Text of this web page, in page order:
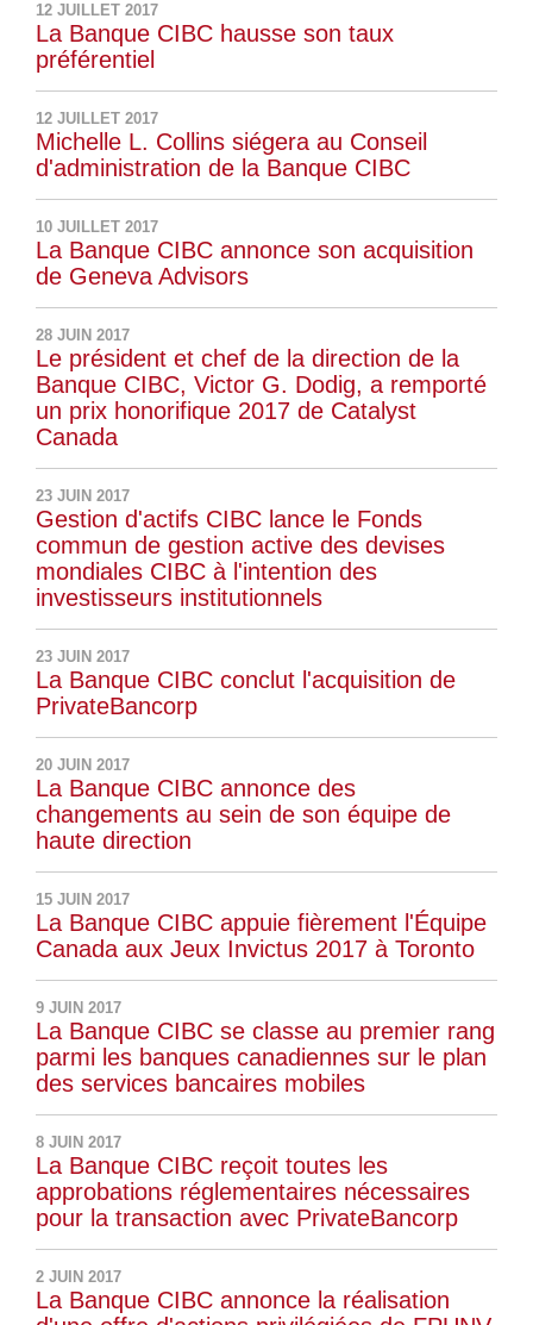
12 JUILLET 2017
La Banque CIBC hausse son taux
préférentiel
12 JUILLET 2017
Michelle L. Collins siégera au Conseil
d'administration de la Banque CIBC
10 JUILLET 2017
La Banque CIBC annonce son acquisition
de Geneva Advisors
28 JUIN 2017
Le président et chef de la direction de la
Banque CIBC, Victor G. Dodig, a remporté
un prix honorifique 2017 de Catalyst
Canada
23 JUIN 2017
Gestion d'actifs CIBC lance le Fonds
commun de gestion active des devises
mondiales CIBC à l'intention des
investisseurs institutionnels
23 JUIN 2017
La Banque CIBC conclut l'acquisition de
PrivateBancorp
20 JUIN 2017
La Banque CIBC annonce des
changements au sein de son équipe de
haute direction
15 JUIN 2017
La Banque CIBC appuie fièrement l'Équipe
Canada aux Jeux Invictus 2017 à Toronto
9 JUIN 2017
La Banque CIBC se classe au premier rang
parmi les banques canadiennes sur le plan
des services bancaires mobiles
8 JUIN 2017
La Banque CIBC reçoit toutes les
approbations réglementaires nécessaires
pour la transaction avec PrivateBancorp
2 JUIN 2017
La Banque CIBC annonce la réalisation